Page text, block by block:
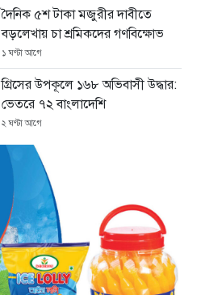
দৈনিক ৫শ টাকা মজুরীর দাবীতে
বড়লেখায় চা শ্রমিকদের গণবিক্ষোভ
১ ঘণ্টা আগে
গ্রিসের উপকূলে ১৬৮ অভিবাসী উদ্ধার:
ভেতরে ৭২ বাংলাদেশি
২ ঘণ্টা আগে
“১/১১-তে তারেক রহমানকে আয়নাঘরে
বন্দি রাখা হয়: চিফ প্রসিকিউটর”
২ ঘণ্টা আগে
ডিজিএফআইয়ের ‘আয়নাঘর’ পরিদর্শনে
আন্তর্জাতিক অপরাধ ট্রাইব্যুনালের
বিচারক দল
৩ ঘণ্টা আগে